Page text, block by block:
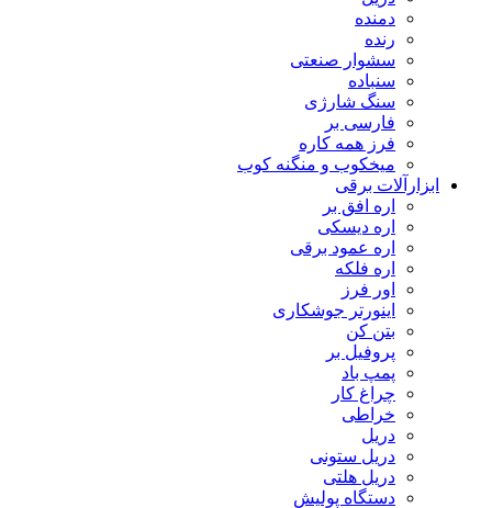
سشوار صنعتی
سنگ شارژی
فارسی بر
فرز همه کاره
میخکوب و منگنه کوب
برقی
اره افق بر
اره دیسکی
اره عمود برقی
اینورتر جوشکاری
پروفیل بر
چراغ کار
دریل ستونی
دریل هلتی
دستگاه پولیش